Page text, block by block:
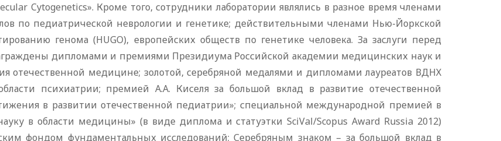
Cytogenetics». Кроме того, сотрудники лаборатории являлись в разное время членами
по педиатрической неврологии и генетике; действительными членами Нью-Йоркской
генома (HUGO), европейских обществ по генетике человека. За заслуги перед
дипломами и премиями Президиума Российской академии медицинских наук и
отечественной медицине; золотой, серебряной медалями и дипломами лауреатов ВДНХ
психиатрии; премией А.А. Киселя за большой вклад в развитие отечественной
в развитии отечественной педиатрии»; специальной международной премией в
в области медицины» (в виде диплома и статуэтки SciVal/Scopus Award Russia 2012)
фондом фундаментальных исследований; Серебряным знаком – за большой вклад в